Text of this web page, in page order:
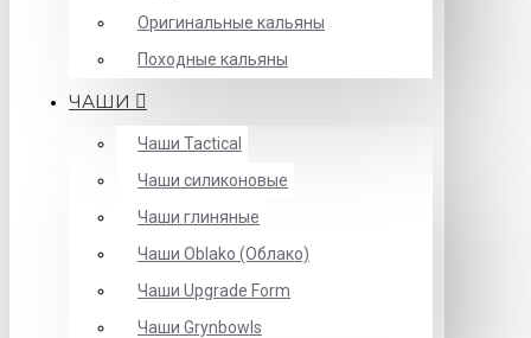
Оригинальные кальяны
Походные кальяны
ЧАШИ
Чаши Tactical
Чаши силиконовые
Чаши глиняные
Чаши Oblako (Облако)
Чаши Upgrade Form
Чаши Grynbowls